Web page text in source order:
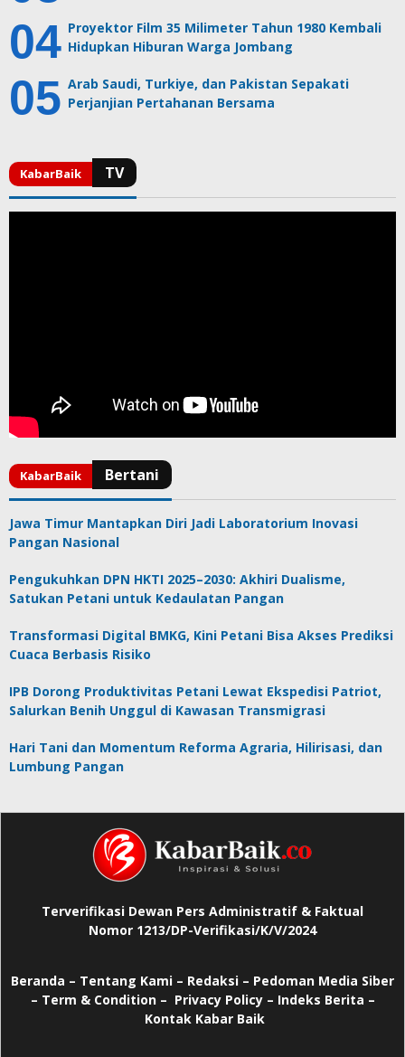
Proyektor Film 35 Milimeter Tahun 1980 Kembali
Hidupkan Hiburan Warga Jombang
Arab Saudi, Turkiye, dan Pakistan Sepakati
Perjanjian Pertahanan Bersama
Jawa Timur Mantapkan Diri Jadi Laboratorium Inovasi
Pangan Nasional
Pengukuhkan DPN HKTI 2025–2030: Akhiri Dualisme,
Satukan Petani untuk Kedaulatan Pangan
Transformasi Digital BMKG, Kini Petani Bisa Akses Prediksi
Cuaca Berbasis Risiko
IPB Dorong Produktivitas Petani Lewat Ekspedisi Patriot,
Salurkan Benih Unggul di Kawasan Transmigrasi
Hari Tani dan Momentum Reforma Agraria, Hilirisasi, dan
Lumbung Pangan
Terverifikasi Dewan Pers Administratif & Faktual
Nomor 1213/DP-Verifikasi/K/V/2024
Beranda – Tentang Kami – Redaksi – Pedoman Media Siber
– Term & Condition – Privacy Policy– Indeks Berita –
Kontak Kabar Baik